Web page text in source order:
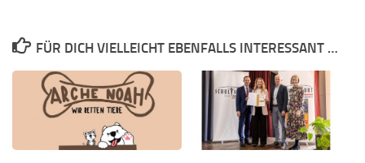
FÜR DICH VIELLEICHT EBENFALLS INTERESSANT …